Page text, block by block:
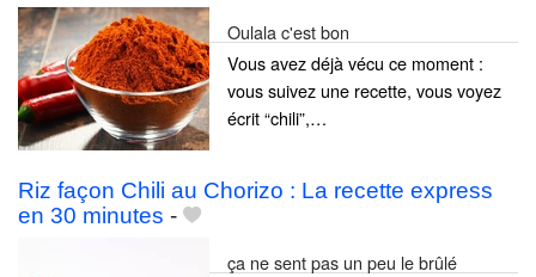
Oulala c'est bon
Vous avez déjà vécu ce moment :
vous suivez une recette, vous voyez
écrit “chili”,…
Riz façon Chili au Chorizo : La recette express
en 30 minutes -
ça ne sent pas un peu le brûlé